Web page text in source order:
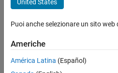
United States
Puoi anche selezionare un sito web
Americhe
América Latina (Español)